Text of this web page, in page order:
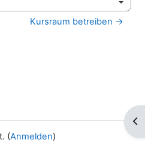
Kursraum betreiben →
(Anmelden)